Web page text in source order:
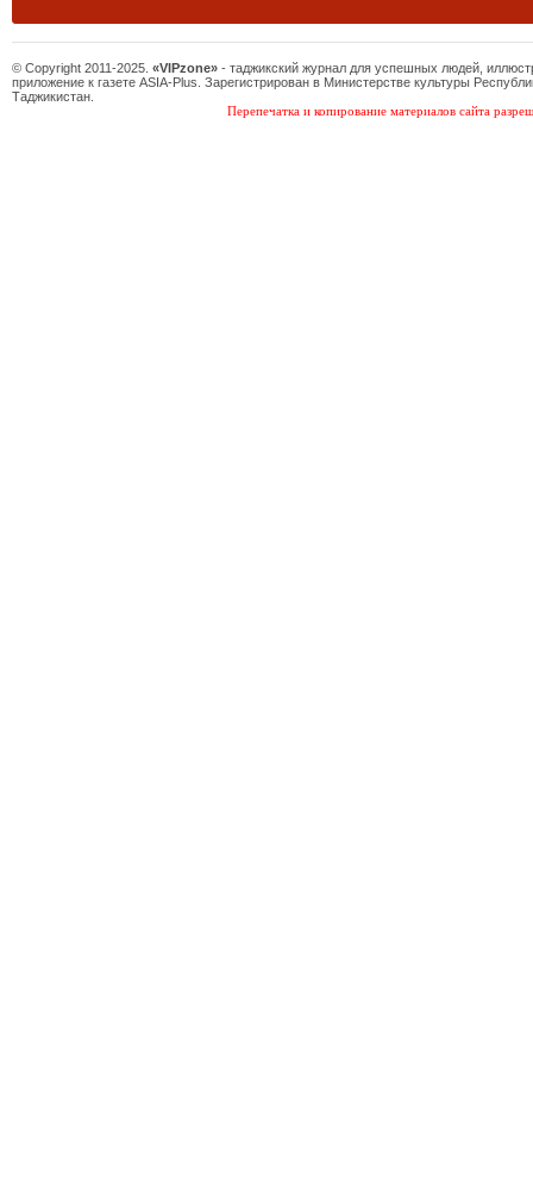
© Copyright 2011-2025. «VIPzone» - таджикский журнал для успешных людей,
приложение к газете ASIA-Plus. Зарегистрирован в Министерстве культуры
Таджикистан.
Перепечатка и копирование материалов сайта